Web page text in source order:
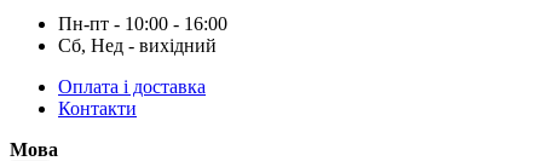
Пн-пт - 10:00 - 16:00
Сб, Нед - вихідний
Оплата і доставка
Контакти
Мова